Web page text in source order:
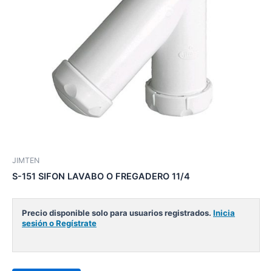
JIMTEN
S-151 SIFON LAVABO O FREGADERO 11/4
Precio disponible solo para usuarios registrados. Inicia
sesión o Regístrate